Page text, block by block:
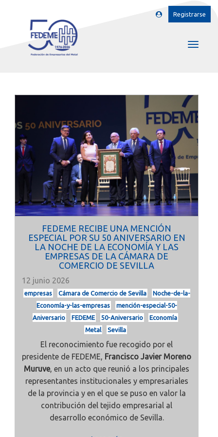
Registrarse
FEDEME RECIBE UNA MENCIÓN
ESPECIAL POR SU 50 ANIVERSARIO EN
LA NOCHE DE LA ECONOMÍA Y LAS
EMPRESAS DE LA CÁMARA DE
COMERCIO DE SEVILLA
12 junio 2026
empresas Cámara de Comercio de Sevilla
Noche-de-la-
Economía-y-las-empresas
mención-especial-50-
Aniversario
FEDEME 50-Aniversario
Economía
Metal
Sevilla
El reconocimiento fue recogido por el
presidente de FEDEME, Francisco Javier Moreno
Muruve, en un acto que reunió a los principales
representantes institucionales y empresariales
de la provincia y en el que se puso en valor la
contribución del tejido empresarial al
desarrollo económico de Sevilla.